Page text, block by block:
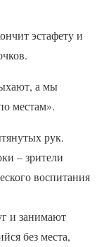
эстафету и
а мы
местам».
рук.
– зрители
воспитания
и занимают
без места,